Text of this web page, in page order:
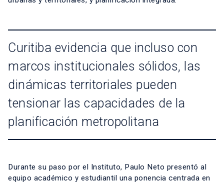
Curitiba evidencia que incluso con
marcos institucionales sólidos, las
dinámicas territoriales pueden
tensionar las capacidades de la
planificación metropolitana
Durante su paso por el Instituto, Paulo Neto presentó al
equipo académico y estudiantil una ponencia centrada en